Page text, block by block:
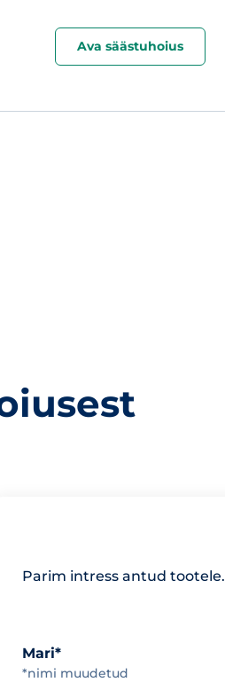
Ava säästuhoius
Parim intress antud tootele.
Mari*
*nimi muudetud